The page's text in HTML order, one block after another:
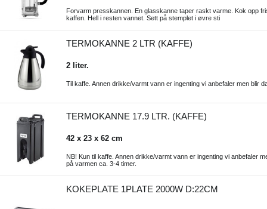
Forvarm presskannen. En glasskanne taper raskt varme. Kok opp
kaffen. Hell i resten vannet. Sett på stemplet i øvre sti
TERMOKANNE 2 LTR (KAFFE)
2 liter.
Til kaffe. Annen drikke/varmt vann er ingenting vi anbefaler men blir
TERMOKANNE 17.9 LTR. (KAFFE)
42 x 23 x 62 cm
NB! Kun til kaffe. Annen drikke/varmt vann er ingenting vi anbefaler
på varmen ca. 3-4 timer.
KOKEPLATE 1PLATE 2000W D:22CM